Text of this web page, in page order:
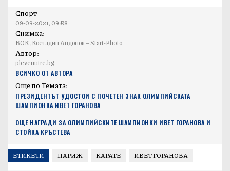
Спорт
09-09-2021, 09:58
Снимка:
БОК, Костадин Андонов – Start-Photo
Автор:
plevenutre.bg
ВСИЧКО ОТ АВТОРА
Още по Темата:
ПРЕЗИДЕНТЪТ УДОСТОИ С ПОЧЕТЕН ЗНАК ОЛИМПИЙСКАТА
ШАМПИОНКА ИВЕТ ГОРАНОВА
ОЩЕ НАГРАДИ ЗА ОЛИМПИЙСКИТЕ ШАМПИОНКИ ИВЕТ ГОРАНОВА И
СТОЙКА КРЪСТЕВА
ЕТИКЕТИ ПАРИЖ КАРАТЕ ИВЕТ ГОРАНОВА